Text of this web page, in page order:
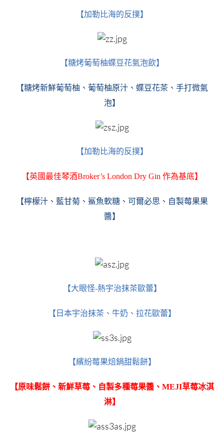
【加勒比海的反撲】
【糖烤葡萄柚蝶豆花氣泡飲】
【糖烤新鮮葡萄柚、葡萄柚原汁、蝶豆花茶、手打微氣
泡】
【加勒比海的反撲】
【英國最佳琴酒Broker’s London Dry Gin 作為基底】
【檸檬汁、藍甘菊、鯊魚軟糖、可爾必思、自製莓果果
醬】
【大眼怪-熱宇治抹茶歐蕾】
【日本宇治抹茶、牛奶、拉花歐蕾】
【繽紛莓果焙鍋甜鬆餅】
【原味鬆餅、新鮮草莓、自製多種莓果醬、MEJI草莓冰淇
淋】